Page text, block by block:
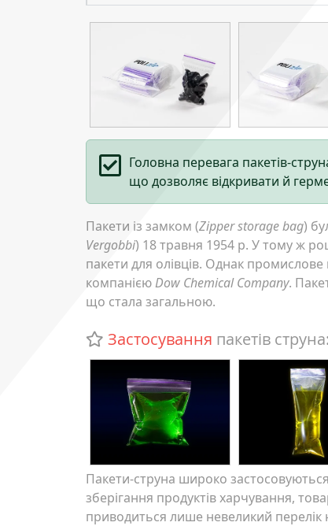
Головна перевага пакетів-
що дозволяє відкривати й
Пакети із замком (Zipper storage bag)
Vergobbi) 18 травня 1954 р. У тому ж
пакети для олівців. Однак
компанієюDow Chemical Company.
що стала загальною.
Застосування пакетів струна:
Пакети-струна широко
зберігання продуктів харчування,
приводиться лише невеликий перелік